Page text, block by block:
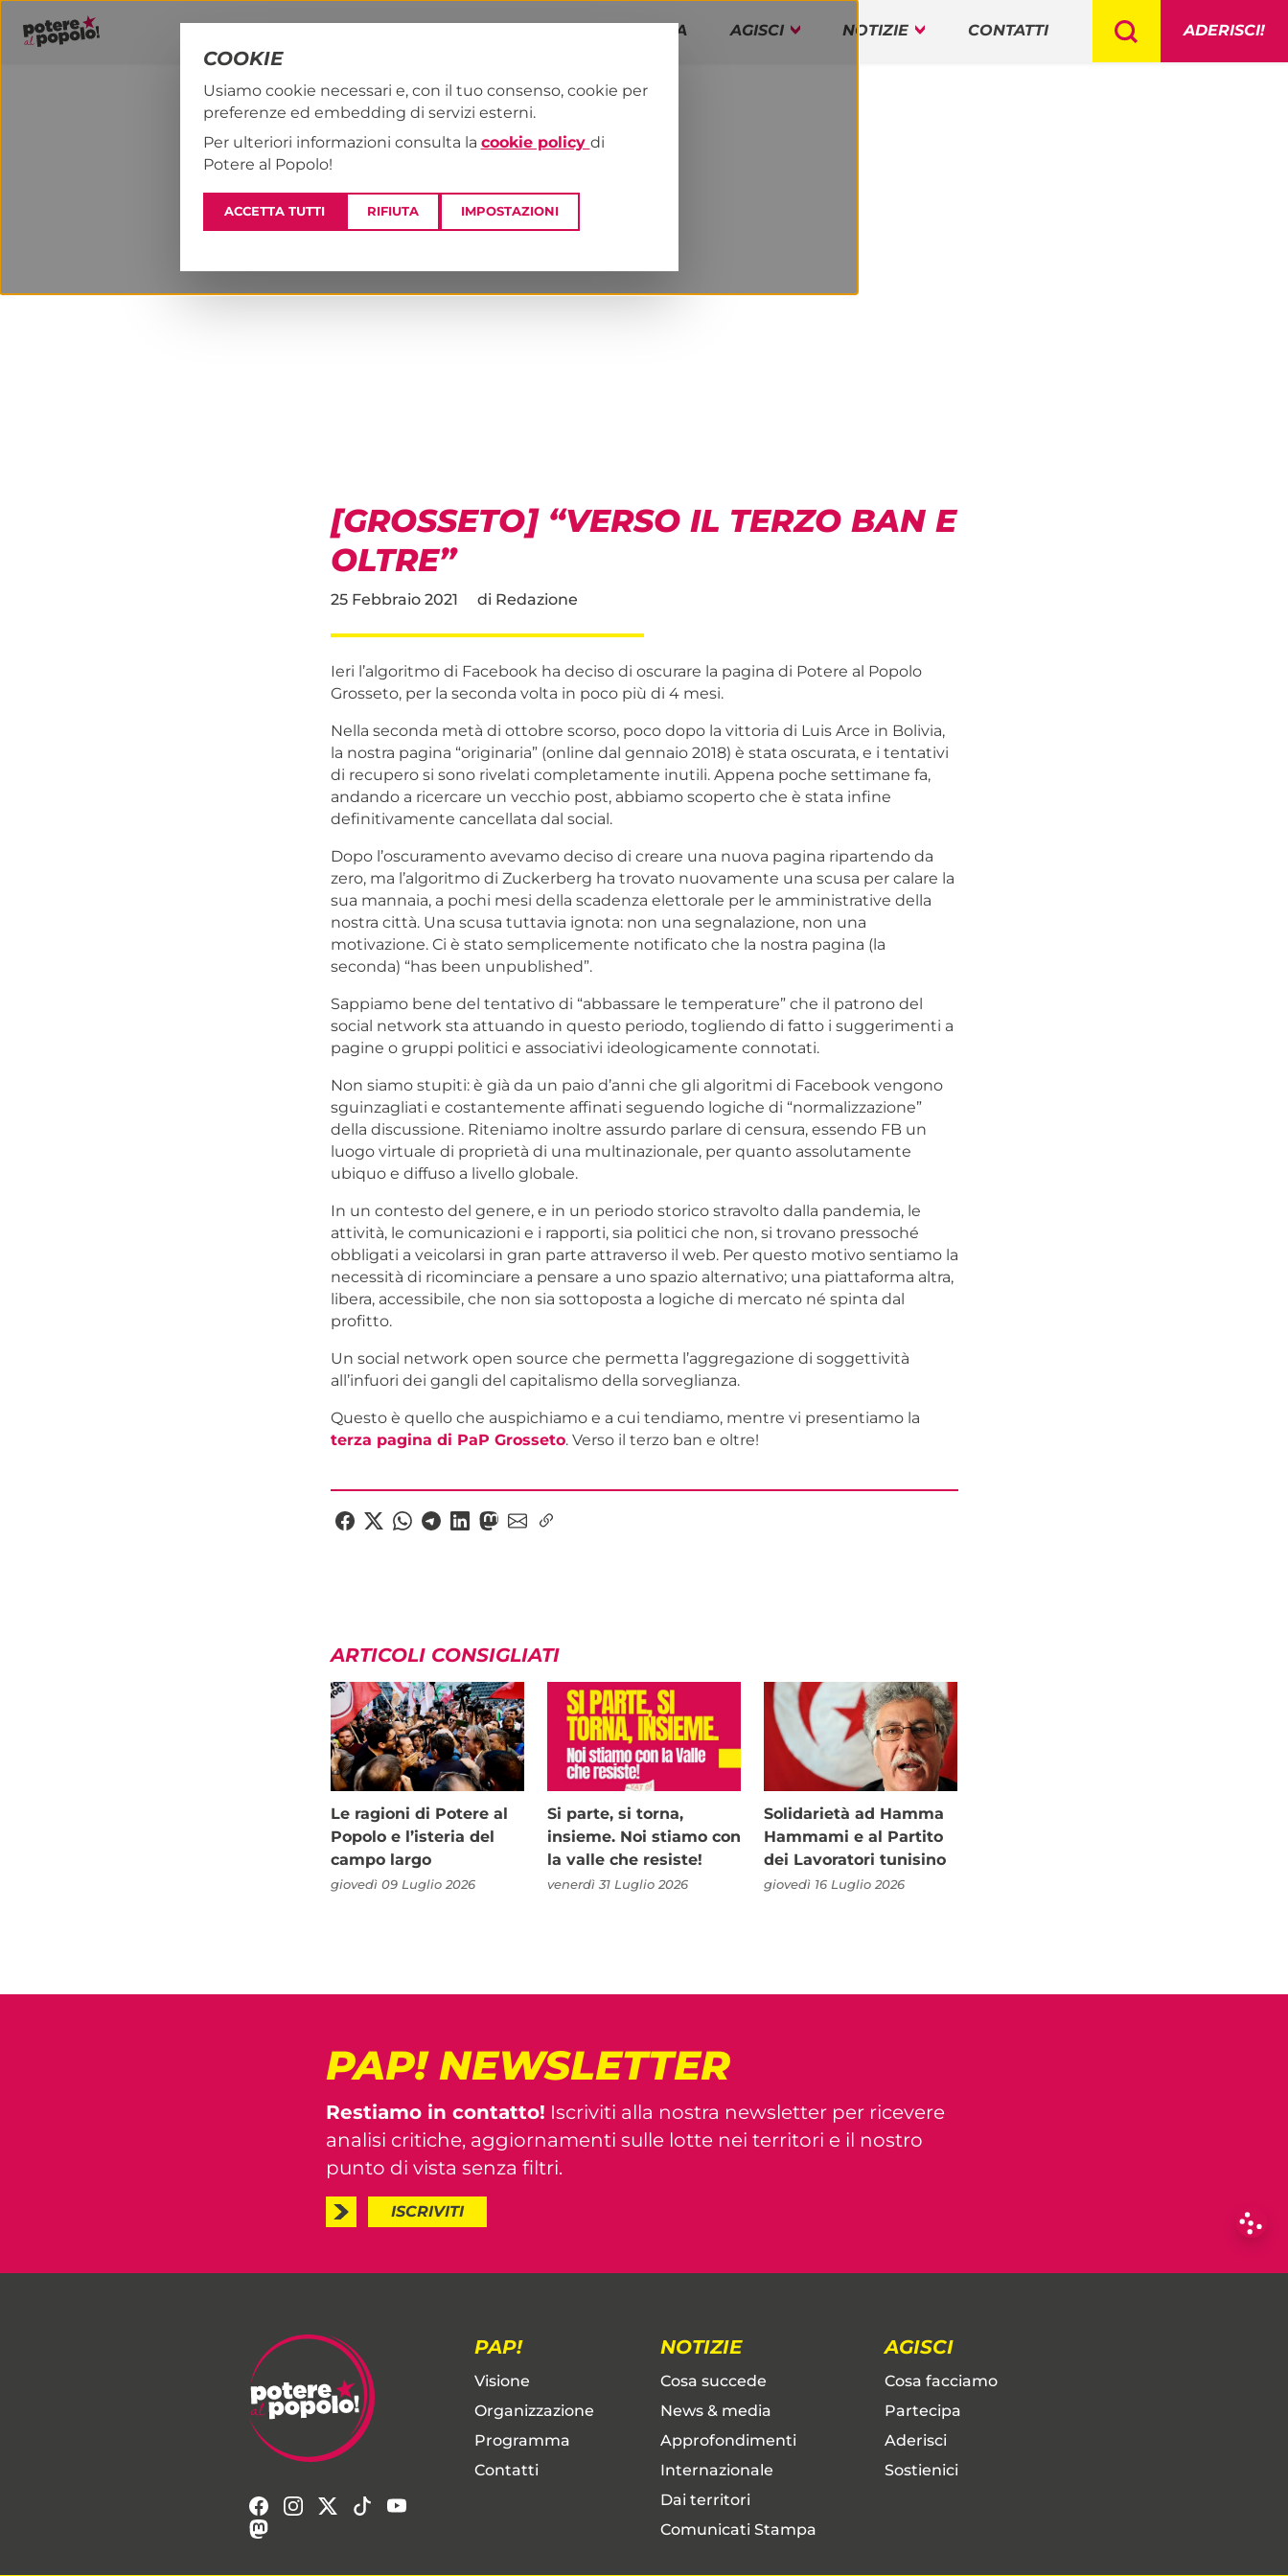
PROGRAMMA AGISCI NOTIZIE CONTATTI ADERISCI!
PAP! NOTIZIE DAI TERRITORI
[GROSSETO] “VERSO IL TERZO BAN E
OLTRE”
25 Febbraio 2021 di Redazione
Ieri l’algoritmo di Facebook ha deciso di oscurare la pagina di Potere al Popolo
Grosseto, per la seconda volta in poco più di 4 mesi.
Nella seconda metà di ottobre scorso, poco dopo la vittoria di Luis Arce in Bolivia,
la nostra pagina “originaria” (online dal gennaio 2018) è stata oscurata, e i tentativi
di recupero si sono rivelati completamente inutili. Appena poche settimane fa,
andando a ricercare un vecchio post, abbiamo scoperto che è stata infine
definitivamente cancellata dal social.
Dopo l’oscuramento avevamo deciso di creare una nuova pagina ripartendo da
zero, ma l’algoritmo di Zuckerberg ha trovato nuovamente una scusa per calare la
sua mannaia, a pochi mesi della scadenza elettorale per le amministrative della
nostra città. Una scusa tuttavia ignota: non una segnalazione, non una
motivazione. Ci è stato semplicemente notificato che la nostra pagina (la
seconda) “has been unpublished”.
Sappiamo bene del tentativo di “abbassare le temperature” che il patrono del
social network sta attuando in questo periodo, togliendo di fatto i suggerimenti a
pagine o gruppi politici e associativi ideologicamente connotati.
Non siamo stupiti: è già da un paio d’anni che gli algoritmi di Facebook vengono
sguinzagliati e costantemente affinati seguendo logiche di “normalizzazione”
della discussione. Riteniamo inoltre assurdo parlare di censura, essendo FB un
luogo virtuale di proprietà di una multinazionale, per quanto assolutamente
ubiquo e diffuso a livello globale.
In un contesto del genere, e in un periodo storico stravolto dalla pandemia, le
attività, le comunicazioni e i rapporti, sia politici che non, si trovano pressoché
obbligati a veicolarsi in gran parte attraverso il web. Per questo motivo sentiamo la
necessità di ricominciare a pensare a uno spazio alternativo; una piattaforma altra,
libera, accessibile, che non sia sottoposta a logiche di mercato né spinta dal
profitto.
Un social network open source che permetta l’aggregazione di soggettività
all’infuori dei gangli del capitalismo della sorveglianza.
Questo è quello che auspichiamo e a cui tendiamo, mentre vi presentiamo la
terza pagina di PaP Grosseto. Verso il terzo ban e oltre!
ARTICOLI CONSIGLIATI
Le ragioni di Potere al
Popolo e l’isteria del
campo largo
giovedì 09 Luglio 2026
Si parte, si torna,
insieme. Noi stiamo con
la valle che resiste!
venerdì 31 Luglio 2026
Solidarietà ad Hamma
Hammami e al Partito
dei Lavoratori tunisino
giovedì 16 Luglio 2026
PAP! NEWSLETTER
Restiamo in contatto! Iscriviti alla nostra newsletter per ricevere
analisi critiche, aggiornamenti sulle lotte nei territori e il nostro
punto di vista senza filtri.
ISCRIVITI
PAP!
Visione
Organizzazione
Programma
Contatti
NOTIZIE
Cosa succede
News & media
Approfondimenti
Internazionale
Dai territori
Comunicati Stampa
AGISCI
Cosa facciamo
Partecipa
Aderisci
Sostienici
COOKIE
Usiamo cookie necessari e, con il tuo consenso, cookie per
preferenze ed embedding di servizi esterni.
Per ulteriori informazioni consulta la cookie policy di
Potere al Popolo!
ACCETTA TUTTI RIFIUTA IMPOSTAZIONI